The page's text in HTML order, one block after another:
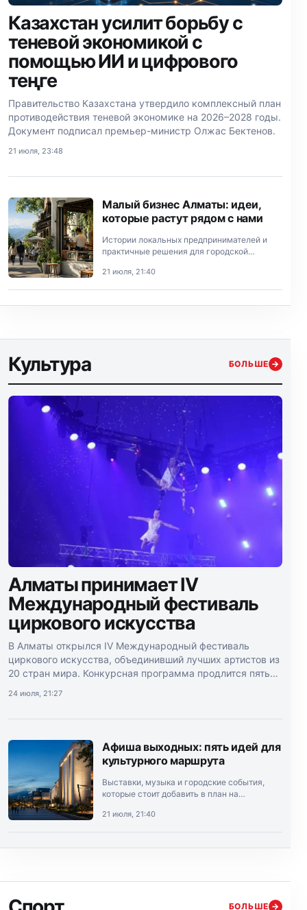
Казахстан усилит борьбу с
теневой экономикой с
помощью ИИ и цифрового
теңге
Правительство Казахстана утвердило комплексный план
противодействия теневой экономике на 2026–2028 годы.
Документ подписал премьер-министр Олжас Бектенов.
21 июля, 23:48
Малый бизнес Алматы: идеи,
которые растут рядом с нами
Истории локальных предпринимателей и
практичные решения для городской
21 июля, 21:40
Культура БОЛЬШЕ →
Алматы принимает IV
Международный фестиваль
циркового искусства
В Алматы открылся IV Международный фестиваль
циркового искусства, объединивший лучших артистов из
20 стран мира. Конкурсная программа продлится пять
24 июля, 21:27
Афиша выходных: пять идей для
культурного маршрута
Выставки, музыка и городские события,
которые стоит добавить в план на
21 июля, 21:40
БОЛЬШЕ →